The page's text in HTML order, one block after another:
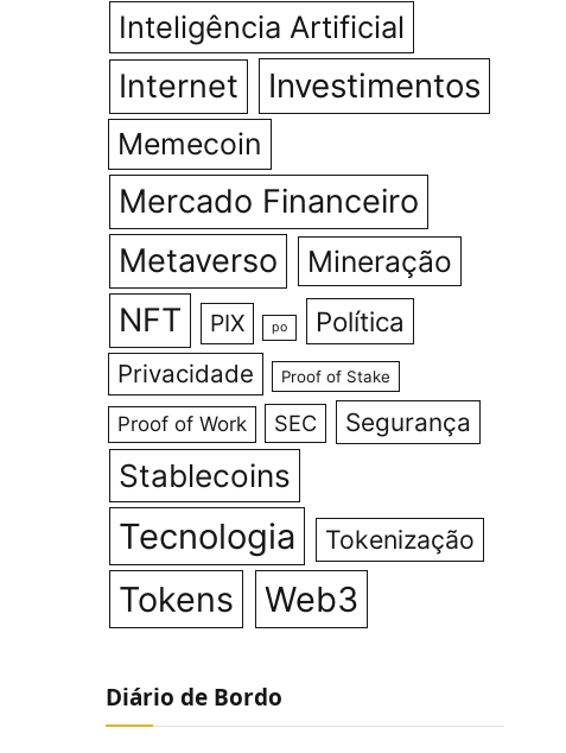
Inteligência Artificial
Internet Investimentos
Memecoin
Mercado Financeiro
Metaverso
Mineração
NFT PIX po Política
Privacidade Proof of Stake
Proof of Work SEC Segurança
Stablecoins
Tecnologia Tokenização
Tokens Web3
Diário de Bordo